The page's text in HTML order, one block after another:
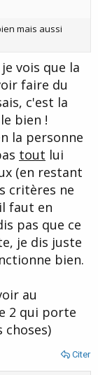
mais aussi
vois que la
faire du
c'est la
bien !
la personne
tout lui
(en restant
critères ne
faut en
pas que ce
je dis juste
bien.
au
2 qui porte
choses)
Citer